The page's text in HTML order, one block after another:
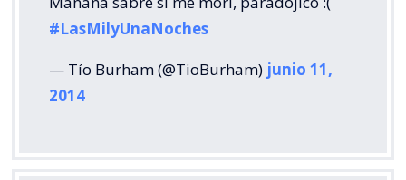
#LasMilyUnaNoches
— Tío Burham (@TioBurham) junio 11,
2014